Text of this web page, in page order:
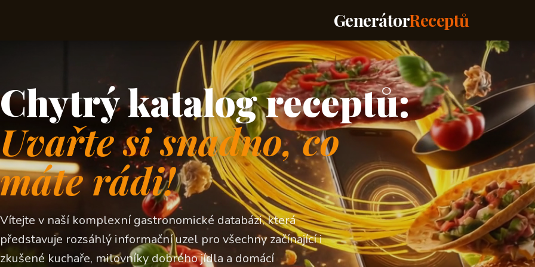
GenerátorReceptů
Chytrý katalog receptů:
Uvařte si snadno, co
máte rádi!
Vítejte v naší komplexní gastronomické databázi, která
představuje rozsáhlý informační uzel pro všechny začínající i
zkušené kuchaře, milovníky dobrého jídla a domácí